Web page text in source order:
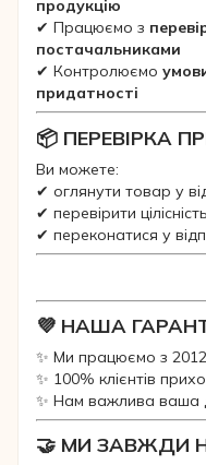
продукцію
✔ Працюємо з
постачальниками
✔ Контролюємо
придатності
📦 ПЕРЕВІРКА
Ви можете:
✔ оглянути товар у
✔ перевірити
✔ переконатися у
💜 НАША
✨ Ми працюємо з
✨ 100% клієнтів
✨ Нам важлива ваша
🤝 МИ ЗАВЖДИ